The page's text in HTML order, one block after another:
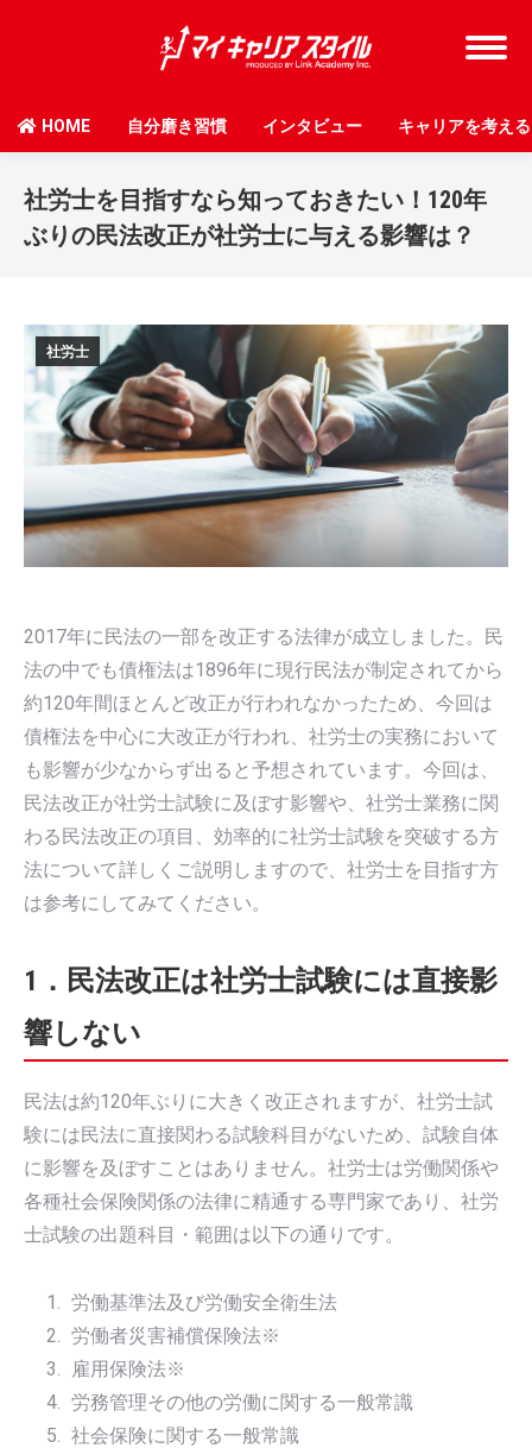
HOME 自分磨き習慣 インタビュー キャリアを考える
社労士を目指すなら知っておきたい！120年
ぶりの民法改正が社労士に与える影響は？
社労士
2017年に民法の一部を改正する法律が成立しました。民
法の中でも債権法は1896年に現行民法が制定されてから
約120年間ほとんど改正が行われなかったため、今回は
債権法を中心に大改正が行われ、社労士の実務において
も影響が少なからず出ると予想されています。今回は、
民法改正が社労士試験に及ぼす影響や、社労士業務に関
わる民法改正の項目、効率的に社労士試験を突破する方
法について詳しくご説明しますので、社労士を目指す方
は参考にしてみてください。
1．民法改正は社労士試験には直接影
響しない
民法は約120年ぶりに大きく改正されますが、社労士試
験には民法に直接関わる試験科目がないため、試験自体
に影響を及ぼすことはありません。社労士は労働関係や
各種社会保険関係の法律に精通する専門家であり、社労
士試験の出題科目・範囲は以下の通りです。
労働基準法及び労働安全衛生法
労働者災害補償保険法※
雇用保険法※
労務管理その他の労働に関する一般常識
社会保険に関する一般常識